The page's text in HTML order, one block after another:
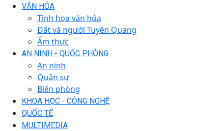
VĂN HÓA
Tinh hoa văn hóa
Đất và người Tuyên Quang
Ẩm thực
AN NINH - QUỐC PHÒNG
An ninh
Quân sự
Biên phòng
KHOA HỌC - CÔNG NGHỆ
QUỐC TẾ
MULTIMEDIA